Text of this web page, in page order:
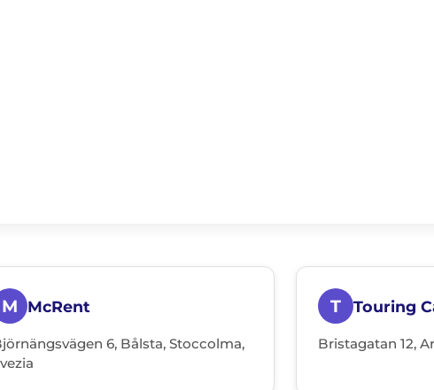
M McRent
6, Bålsta, Stoccolma,
T Touring
Bristagatan 12,